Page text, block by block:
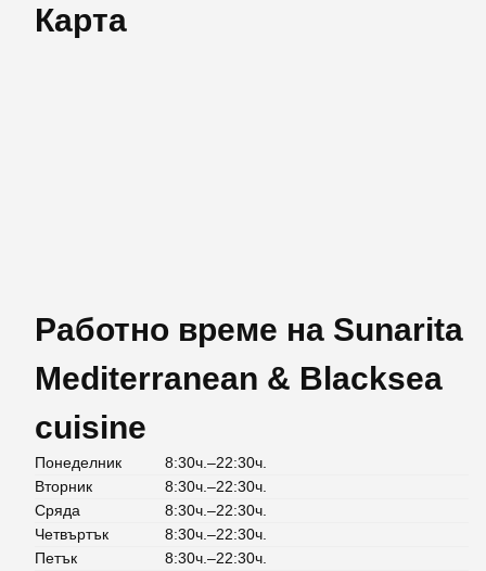
Карта
Работно време на Sunarita
Mediterranean & Blacksea
cuisine
Понеделник
8:30ч.–22:30ч.
Вторник
8:30ч.–22:30ч.
Сряда
8:30ч.–22:30ч.
Четвъртък
8:30ч.–22:30ч.
Петък
8:30ч.–22:30ч.